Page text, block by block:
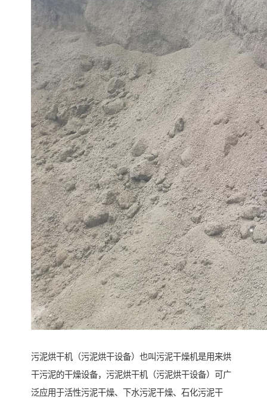
污泥烘干机（污泥烘干设备）也叫污泥干燥机是用来烘
干污泥的干燥设备，污泥烘干机（污泥烘干设备）可广
泛应用于活性污泥干燥、下水污泥干燥、石化污泥干